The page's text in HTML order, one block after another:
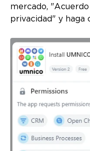
mercado,
privacidad" y haga